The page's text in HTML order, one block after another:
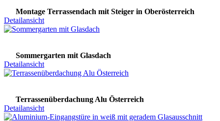
Montage Terrassendach mit Steiger in Oberösterreich
Detailansicht
Sommergarten mit Glasdach
Detailansicht
Terrassenüberdachung Alu Österreich
Detailansicht